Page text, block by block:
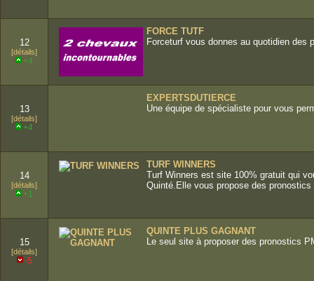
12
[détails]
+4
FORCE TUTF
Forceturf vous donnes au quotidien des
13
[détails]
+4
EXPERTSDUTIERCE
Une équipe de spécialiste pour vous
14
[détails]
+1
TURF WINNERS
Turf Winners est site 100% gratuit qui
Quinté.Elle vous propose des
15
[détails]
-5
QUINTE PLUS GAGNANT
Le seul site à proposer des pronostics